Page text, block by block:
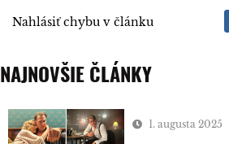
Nahlásiť chybu v článku
NAJNOVŠIE ČLÁNKY
1. augusta 2025